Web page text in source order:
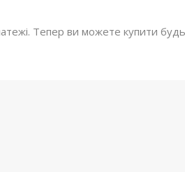
Тепер ви можете купити